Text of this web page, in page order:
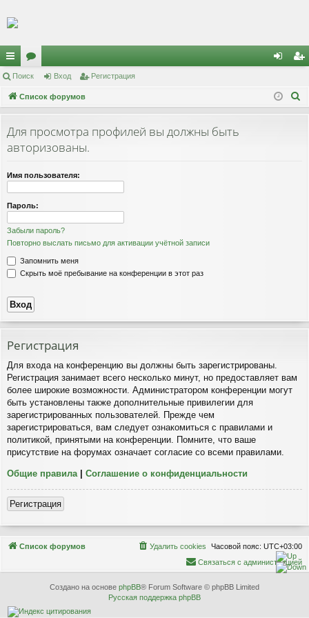
Регистрация
с
ы
и
ор
ум д ис
Поиск Вход Регистрация
Список форумов
Для просмотра профилей вы должны быть
авторизованы.
Имя пользователя:
Пароль:
Забыли пароль?
Повторно выслать письмо для активации учётной записи
Запомнить меня
Скрыть моё пребывание на конференции в этот раз
Регистрация
Для входа на конференцию вы должны быть зарегистрированы.
Регистрация занимает всего несколько минут, но предоставляет вам
более широкие возможности. Администратором конференции могут
быть установлены также дополнительные привилегии для
зарегистрированных пользователей. Прежде чем
зарегистрироваться, вам следует ознакомиться с правилами и
политикой, принятыми на конференции. Помните, что ваше
присутствие на форумах означает согласие со всеми правилами.
Общие правила | Соглашение о конфиденциальности
Регистрация
Список форумов Часовой пояс: UTC+03:00
Удалить cookies
Связаться с
Связаться с администрацией
Создано на основе phpBB® Forum Software © phpBB Limited
Русская поддержка phpBB